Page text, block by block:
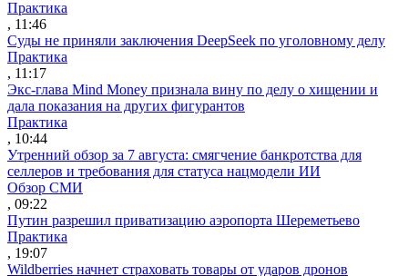
Практика
, 11:46
Суды не приняли заключения DeepSeek по уголовному делу
Практика
, 11:17
Экс-глава Mind Money признала вину по делу о хищении и
дала показания на других фигурантов
Практика
, 10:44
Утренний обзор за 7 августа: смягчение банкротства для
селлеров и требования для статуса нацмодели ИИ
Обзор СМИ
, 09:22
Путин разрешил приватизацию аэропорта Шереметьево
Практика
, 19:07
Wildberries начнет страховать товары от ударов дронов